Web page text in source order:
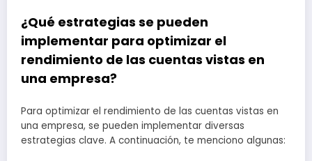
¿Qué estrategias se pueden
implementar para optimizar el
rendimiento de las cuentas vistas en
una empresa?
Para optimizar el rendimiento de las cuentas vistas en
una empresa, se pueden implementar diversas
estrategias clave. A continuación, te menciono algunas: